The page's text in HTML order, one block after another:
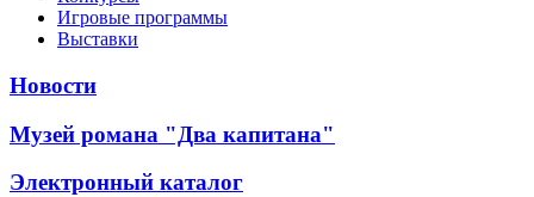
Игровые программы
Выставки
Новости
Музей романа "Два капитана"
Электронный каталог